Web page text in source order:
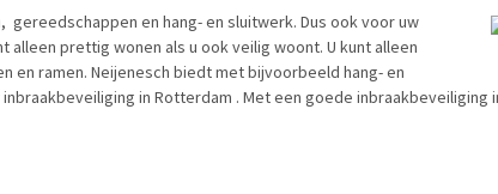
en hang- en sluitwerk. Dus ook voor uw
alleen prettig wonen als u ook veilig woont. U kunt alleen
ramen. Neijenesch biedt met bijvoorbeeld hang- en
in Rotterdam . Met een goede